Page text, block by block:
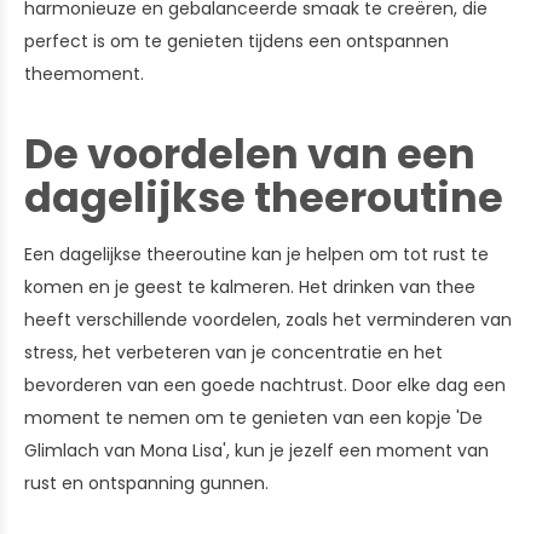
harmonieuze en gebalanceerde smaak te creëren, die
perfect is om te genieten tijdens een ontspannen
theemoment.
De voordelen van een
dagelijkse theeroutine
Een dagelijkse theeroutine kan je helpen om tot rust te
komen en je geest te kalmeren. Het drinken van thee
heeft verschillende voordelen, zoals het verminderen van
stress, het verbeteren van je concentratie en het
bevorderen van een goede nachtrust. Door elke dag een
moment te nemen om te genieten van een kopje 'De
Glimlach van Mona Lisa', kun je jezelf een moment van
rust en ontspanning gunnen.